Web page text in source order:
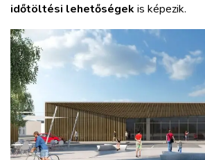
időtöltési lehetőségek is képezik.